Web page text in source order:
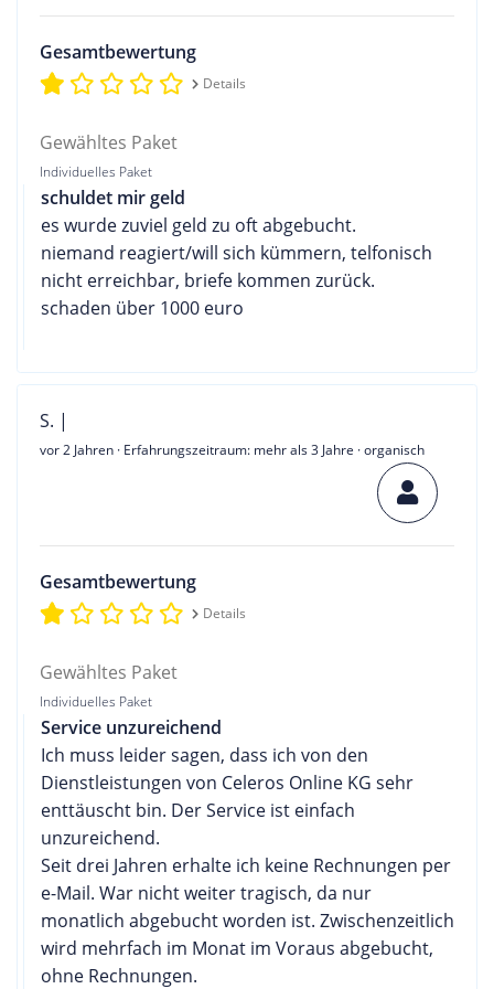
Gesamtbewertung
Details
Gewähltes Paket
Individuelles Paket
schuldet mir geld
es wurde zuviel geld zu oft abgebucht.
niemand reagiert/will sich kümmern, telfonisch
nicht erreichbar, briefe kommen zurück.
schaden über 1000 euro
S. |
vor 2 Jahren · Erfahrungszeitraum: mehr als 3 Jahre · organisch
Gesamtbewertung
Details
Gewähltes Paket
Individuelles Paket
Service unzureichend
Ich muss leider sagen, dass ich von den
Dienstleistungen von Celeros Online KG sehr
enttäuscht bin. Der Service ist einfach
unzureichend.
Seit drei Jahren erhalte ich keine Rechnungen per
e-Mail. War nicht weiter tragisch, da nur
monatlich abgebucht worden ist. Zwischenzeitlich
wird mehrfach im Monat im Voraus abgebucht,
ohne Rechnungen.